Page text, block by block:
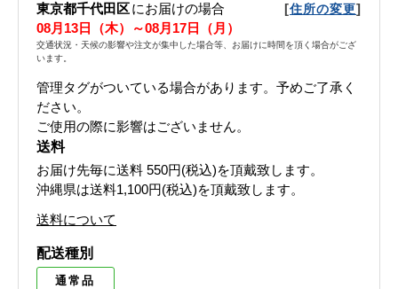
東京都千代田区にお届けの場合 [住所の変更]
08月13日（木）～08月17日（月）
交通状況・天候の影響や注文が集中した場合等、お届けに時間を頂く場合がござ
います。
管理タグがついている場合があります。予めご了承く
ださい。
ご使用の際に影響はございません。
送料
お届け先毎に送料 550円(税込)を頂戴致します。
沖縄県は送料1,100円(税込)を頂戴致します。
送料について
配送種別
通常品